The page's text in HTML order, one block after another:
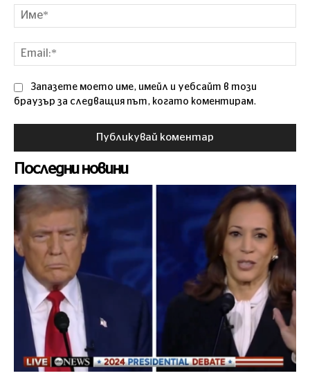
Запазете моето име, имейл и уебсайт в този
браузър за следващия път, когато коментирам.
Последни новини